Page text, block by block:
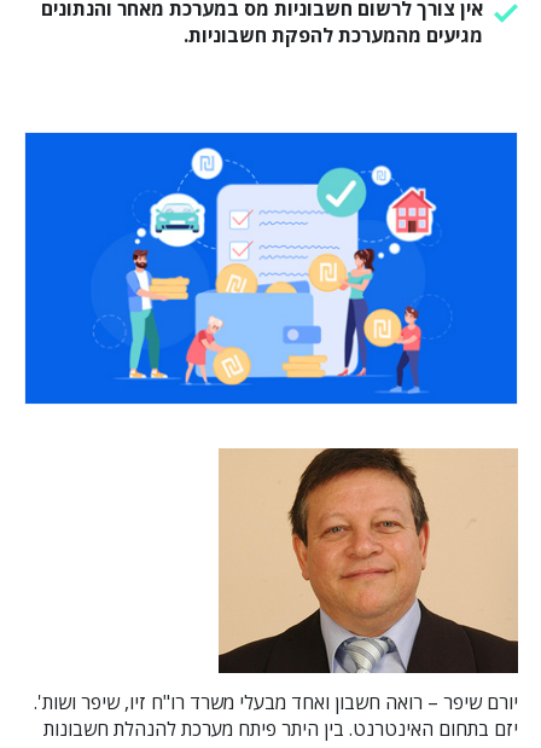
אין צורך לרשום חשבוניות מס במערכת מאחר והנתונים
מגיעים מהמערכת להפקת חשבוניות.
יורם שיפר – רואה חשבון ואחד מבעלי משרד רו"ח זיו, שיפר ושות'.
יזם בתחום האינטרנט. בין היתר פיתח מערכת להנהלת חשבונות